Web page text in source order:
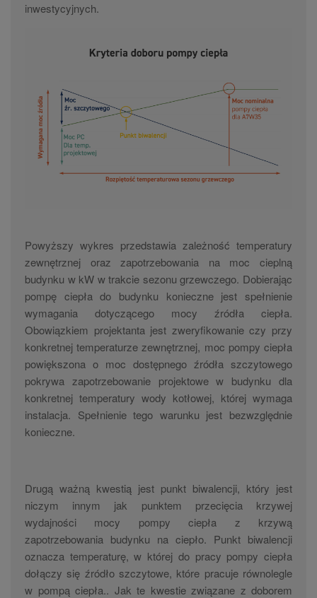
inwestycyjnych.
Powyższy wykres przedstawia zależność temperatury
zewnętrznej oraz zapotrzebowania na moc cieplną
budynku w kW w trakcie sezonu grzewczego. Dobierając
pompę ciepła do budynku konieczne jest spełnienie
wymagania dotyczącego mocy źródła ciepła.
Obowiązkiem projektanta jest zweryfikowanie czy przy
konkretnej temperaturze zewnętrznej, moc pompy ciepła
powiększona o moc dostępnego źródła szczytowego
pokrywa zapotrzebowanie projektowe w budynku dla
konkretnej temperatury wody kotłowej, której wymaga
instalacja. Spełnienie tego warunku jest bezwzględnie
konieczne.
Drugą ważną kwestią jest punkt biwalencji, który jest
niczym innym jak punktem przecięcia krzywej
wydajności mocy pompy ciepła z krzywą
zapotrzebowania budynku na ciepło. Punkt biwalencji
oznacza temperaturę, w której do pracy pompy ciepła
dołączy się źródło szczytowe, które pracuje równolegle
w pompą ciepła.. Jak te kwestie związane z doborem